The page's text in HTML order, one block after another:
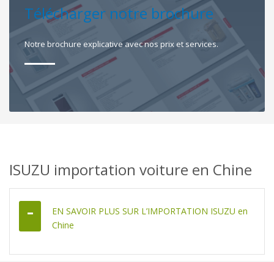
Télécharger notre brochure
Notre brochure explicative avec nos prix et services.
ISUZU importation voiture en Chine
EN SAVOIR PLUS SUR L’IMPORTATION ISUZU en
Chine